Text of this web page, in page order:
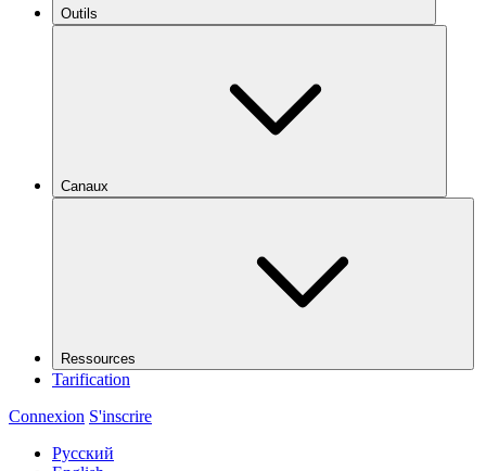
Outils
Canaux
Ressources
Tarification
Connexion S'inscrire
Русский